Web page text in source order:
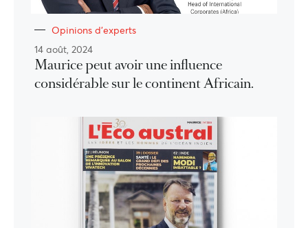
Opinions d'experts
14 août, 2024
Maurice peut avoir une influence
considérable sur le continent Africain.